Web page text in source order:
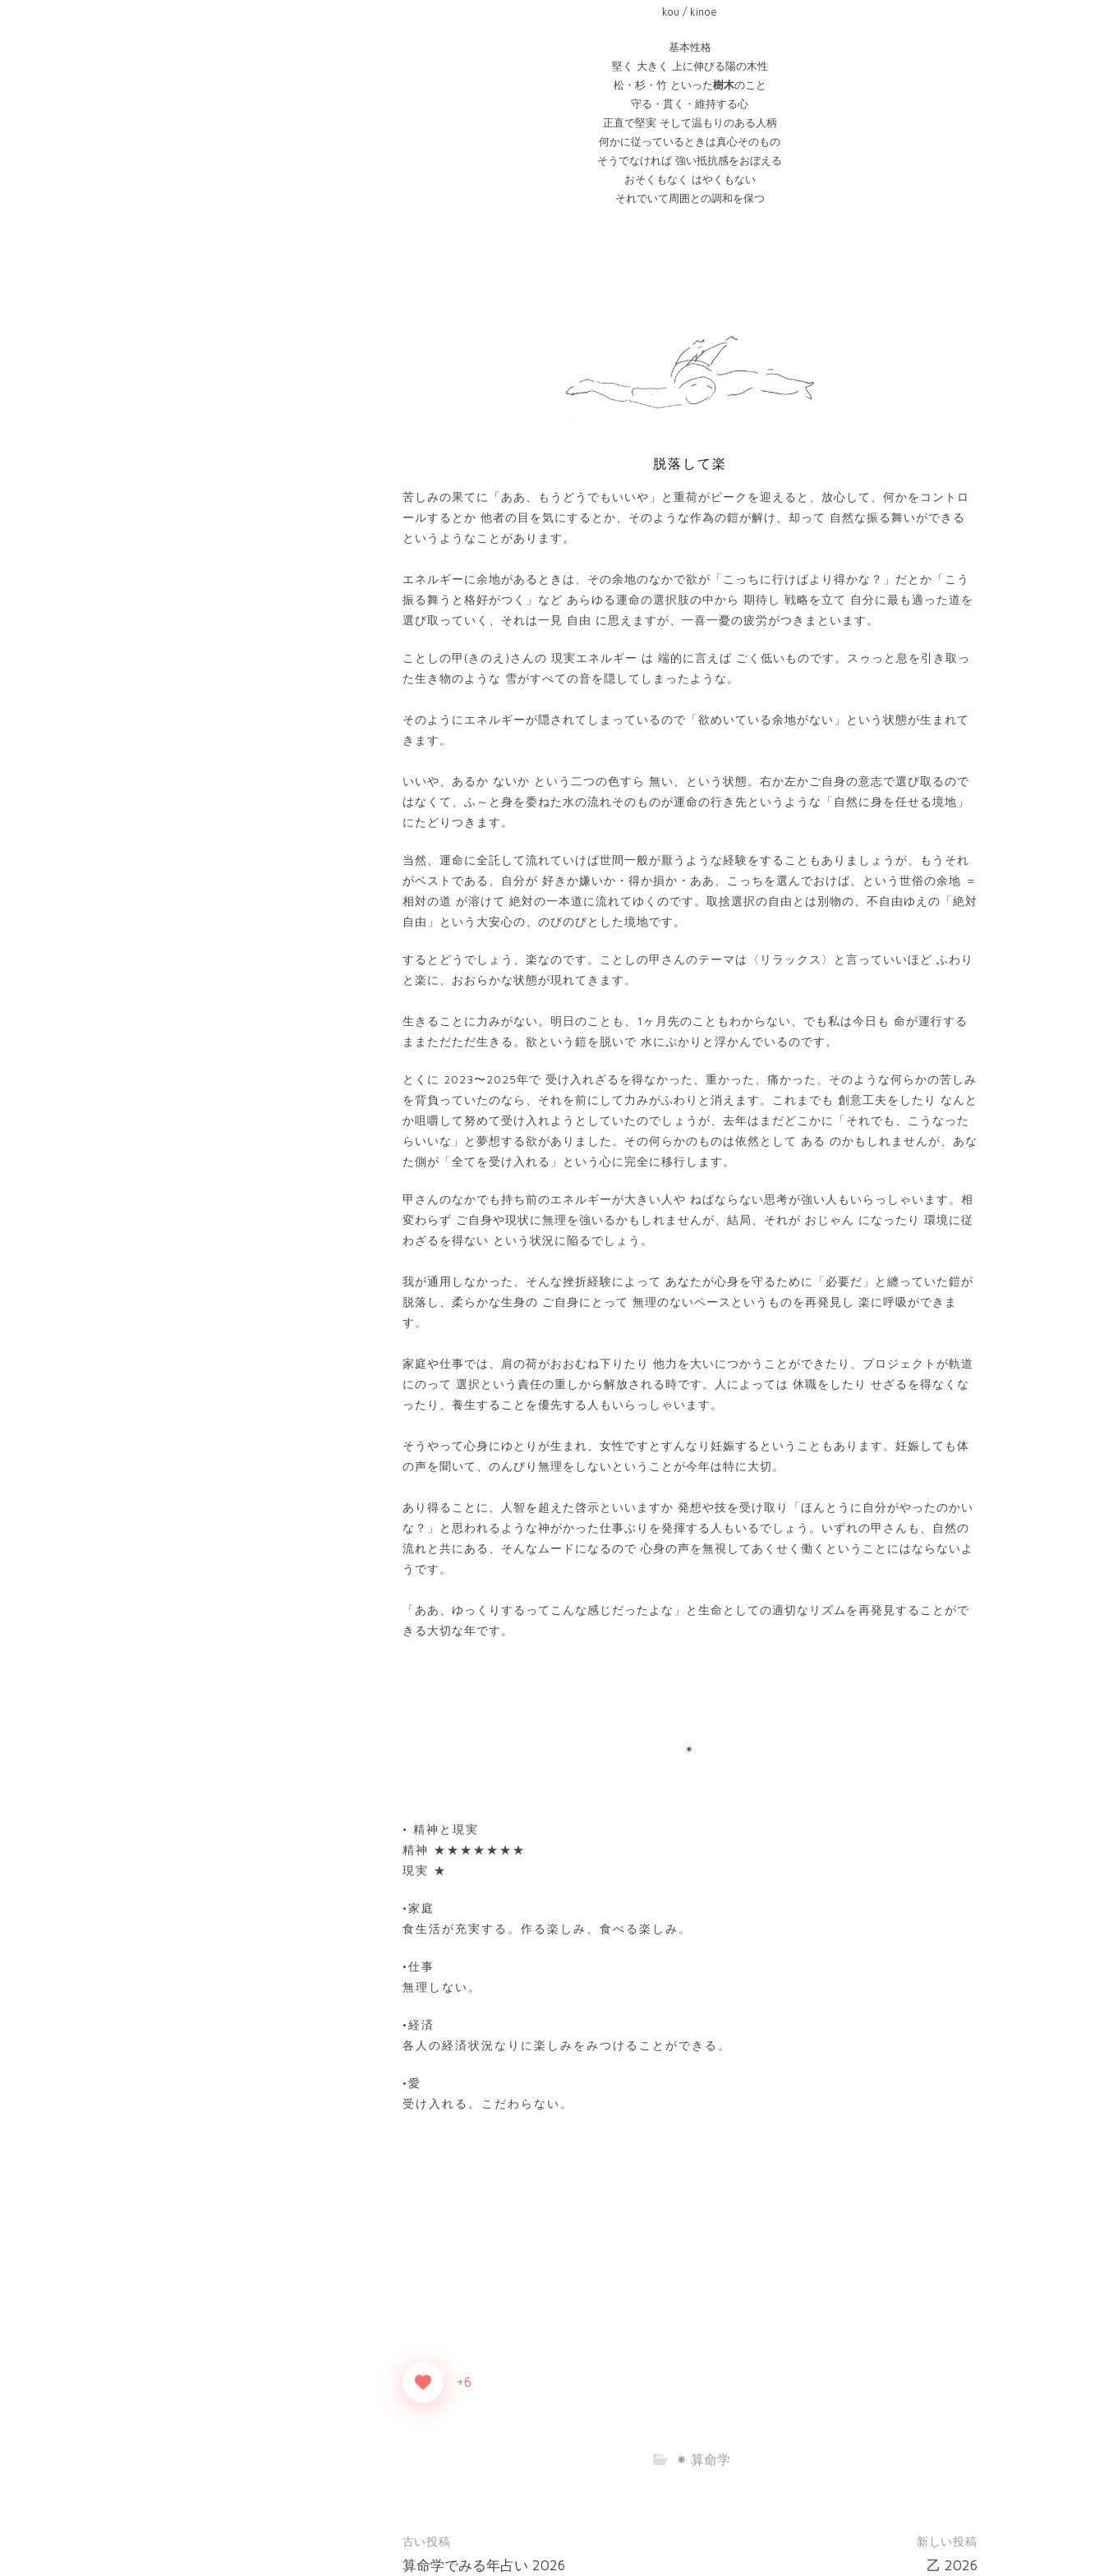
kou / kinoe
基本性格
堅く 大きく 上に伸びる陽の木性
松・杉・竹 といった樹木のこと
守る・貫く・維持する心
正直で堅実 そして温もりのある人柄
何かに従っているときは真心そのもの
そうでなければ 強い抵抗感をおぼえる
おそくもなく はやくもない
それでいて周囲との調和を保つ
脱落して楽
苦しみの果てに「ああ、もうどうでもいいや」と重荷がピークを迎えると、放心して、何かをコントロ
ールするとか 他者の目を気にするとか、そのような作為の鎧が解け、却って 自然な振る舞いができる
というようなことがあります。
エネルギーに余地があるときは、その余地のなかで欲が「こっちに行けばより得かな？」だとか「こう
振る舞うと格好がつく」など あらゆる運命の選択肢の中から 期待し 戦略を立て 自分に最も適った道を
選び取っていく、それは一見 自由 に思えますが、一喜一憂の疲労がつきまといます。
ことしの甲(きのえ)さんの 現実エネルギー は 端的に言えば ごく低いものです。スゥっと息を引き取っ
た生き物のような 雪がすべての音を隠してしまったような。
そのようにエネルギーが隠されてしまっているので「欲めいている余地がない」という状態が生まれて
きます。
いいや、あるか ないか という二つの色すら 無い、という状態。右か左かご自身の意志で選び取るので
はなくて、ふ～と身を委ねた水の流れそのものが運命の行き先というような「自然に身を任せる境地」
にたどりつきます。
当然、運命に全託して流れていけば世間一般が厭うような経験をすることもありましょうが、もうそれ
がベストである、自分が 好きか嫌いか・得か損か・ああ、こっちを選んでおけば、という世俗の余地 ＝
相対の道 が溶けて 絶対の一本道に流れてゆくのです。取捨選択の自由とは別物の、不自由ゆえの「絶対
自由」という大安心の、のびのびとした境地です。
するとどうでしょう、楽なのです。ことしの甲さんのテーマは〈リラックス〉と言っていいほど ふわり
と楽に、おおらかな状態が現れてきます。
生きることに力みがない。明日のことも、1ヶ月先のこともわからない、でも私は今日も 命が運行する
ままただただ生きる。欲という鎧を脱いで 水にぷかりと浮かんでいるのです。
とくに 2023〜2025年で 受け入れざるを得なかった、重かった、痛かった、そのような何らかの苦しみ
を背負っていたのなら、それを前にして力みがふわりと消えます。これまでも 創意工夫をしたり なんと
か咀嚼して努めて受け入れようとしていたのでしょうが、去年はまだどこかに「それでも、こうなった
らいいな」と夢想する欲がありました。その何らかのものは依然として ある のかもしれませんが、あな
た側が「全てを受け入れる」という心に完全に移行します。
甲さんのなかでも持ち前のエネルギーが大きい人や ねばならない思考が強い人もいらっしゃいます。相
変わらず ご自身や現状に無理を強いるかもしれませんが、結局、それが おじゃん になったり 環境に従
わざるを得ない という状況に陥るでしょう。
我が通用しなかった、そんな挫折経験によって あなたが心身を守るために「必要だ」と纏っていた鎧が
脱落し、柔らかな生身の ご自身にとって 無理のないペースというものを再発見し 楽に呼吸ができま
す。
家庭や仕事では、肩の荷がおおむね下りたり 他力を大いにつかうことができたり、プロジェクトが軌道
にのって 選択という責任の重しから解放される時です。人によっては 休職をしたり せざるを得なくな
ったり、養生することを優先する人もいらっしゃいます。
そうやって心身にゆとりが生まれ、女性ですとすんなり妊娠するということもあります。妊娠しても体
の声を聞いて、のんびり無理をしないということが今年は特に大切。
あり得ることに、人智を超えた啓示といいますか 発想や技を受け取り「ほんとうに自分がやったのかい
な？」と思われるような神がかった仕事ぶりを発揮する人もいるでしょう。いずれの甲さんも、自然の
流れと共にある、そんなムードになるので 心身の声を無視してあくせく働くということにはならないよ
うです。
「ああ、ゆっくりするってこんな感じだったよな」と生命としての適切なリズムを再発見することがで
きる大切な年です。
＊
• 精神と現実
精神 ★★★★★★★
現実 ★
•家庭
食生活が充実する。作る楽しみ、食べる楽しみ。
•仕事
無理しない。
•経済
各人の経済状況なりに楽しみをみつけることができる。
•愛
受け入れる。こだわらない。
+6
✷ 算命学
投
稿
古い投稿
算命学でみる年占い 2026
新しい投稿
乙 2026